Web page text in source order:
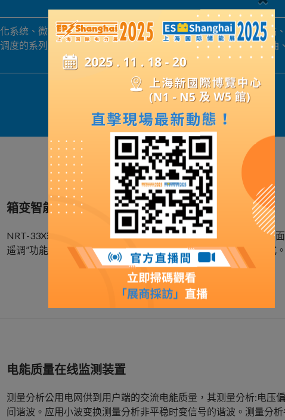
系统、微机综合保护装置的研发生产。硬件及软件适用于变电站
度的系列自动化系统工程。广泛应用在:电力、水力、冶金、石
展品詳情
箱变智能测控装置
NRT-33X箱变智能测控装置能够对箱变进行保护和远程监控，全
遥调”功能；实现风电或者光伏工程的“少人值班” 的运行管理模式。
电能质量在线监测装置
测量分析公用电网供到用户端的交流电能质量，其测量分析:电压
间谐波。应用小波变换测量分析非平稳时变信号的谐波。测量分